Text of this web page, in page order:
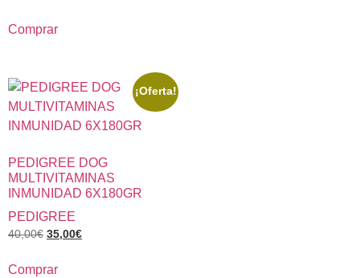
Comprar
¡Oferta!
PEDIGREE DOG
MULTIVITAMINAS
INMUNIDAD 6X180GR
PEDIGREE
40,00€ 35,00€
Comprar